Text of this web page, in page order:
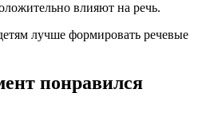
влияют на речь.
лучше формировать речевые
понравился